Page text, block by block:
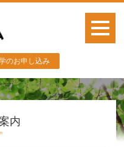
のお申し込み
内